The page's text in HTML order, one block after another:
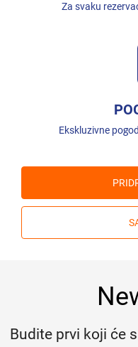
Za svaku
Ekskluzivne
Budite prvi koji će